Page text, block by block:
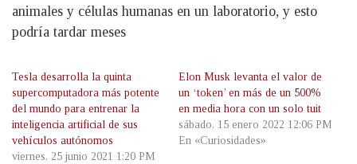
animales y células humanas en un laboratorio, y esto
podría tardar meses
Tesla desarrolla la quinta
supercomputadora más potente
del mundo para entrenar la
inteligencia artificial de sus
vehículos autónomos
viernes, 25 junio 2021 1:20 PM
Elon Musk levanta el valor de
un ‘token’ en más de un 500%
en media hora con un solo tuit
sábado, 15 enero 2022 12:06 PM
En «Curiosidades»